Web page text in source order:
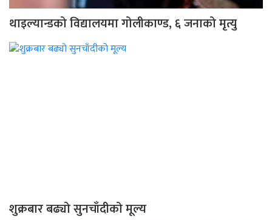
थाइल्यान्डको विद्यालयमा गोलीकाण्ड, ६ जनाको मृत्यु
शुक्रबार बढ्यो सुनचाँदीको मूल्य